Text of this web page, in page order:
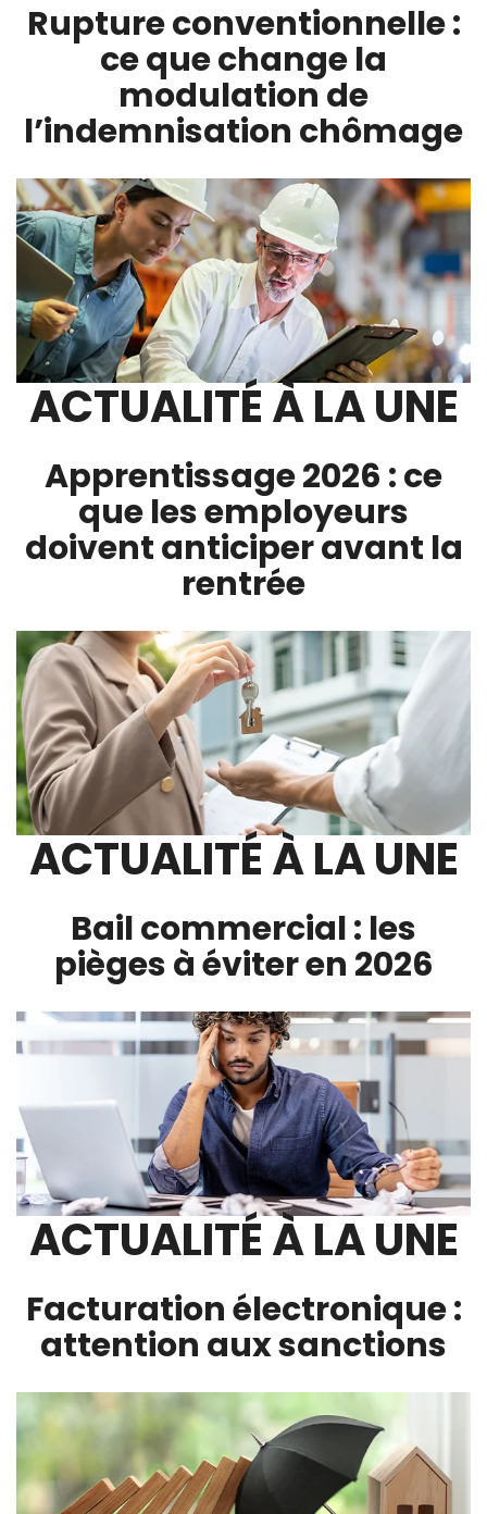
Rupture conventionnelle :
ce que change la
modulation de
l’indemnisation chômage
ACTUALITÉ À LA UNE
Apprentissage 2026 : ce
que les employeurs
doivent anticiper avant la
rentrée
ACTUALITÉ À LA UNE
Bail commercial : les
pièges à éviter en 2026
ACTUALITÉ À LA UNE
Facturation électronique :
attention aux sanctions